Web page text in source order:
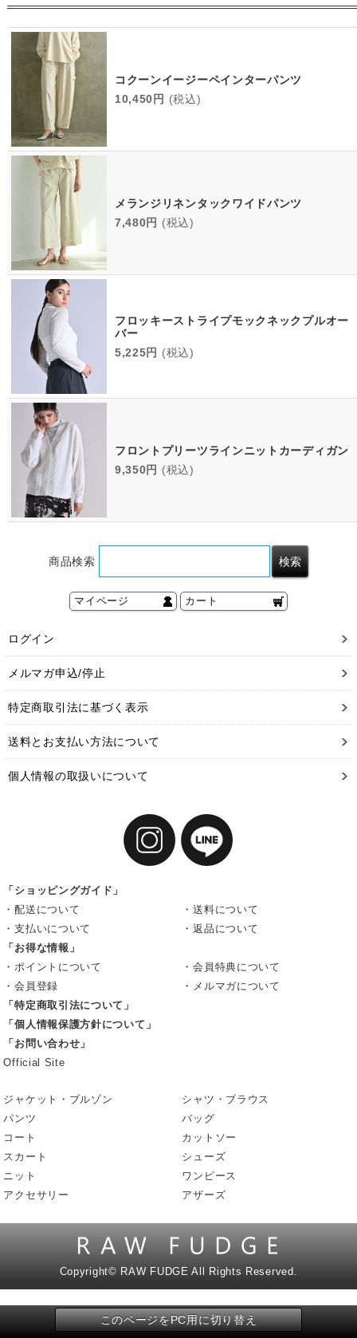
コクーンイージーペインターパンツ
10,450円 (税込)
メランジリネンタックワイドパンツ
7,480円 (税込)
フロッキーストライプモックネックプルオー
バー
5,225円 (税込)
フロントプリーツラインニットカーディガン
9,350円 (税込)
商品検索
マイページ カート
ログイン
メルマガ申込/停止
特定商取引法に基づく表示
送料とお支払い方法について
個人情報の取扱いについて
「ショッピングガイド」
・配送について
・送料について
・支払いについて
・返品について
「お得な情報」
・ポイントについて
・会員特典について
・会員登録
・メルマガについて
「特定商取引法について」
「個人情報保護方針について」
「お問い合わせ」
Official Site
ジャケット・ブルゾン
シャツ・ブラウス
パンツ
バッグ
コート
カットソー
スカート
シューズ
ニット
ワンピース
アクセサリー
アザーズ
Copyright© RAW FUDGE All Rights Reserved.
このページをPC用に切り替え